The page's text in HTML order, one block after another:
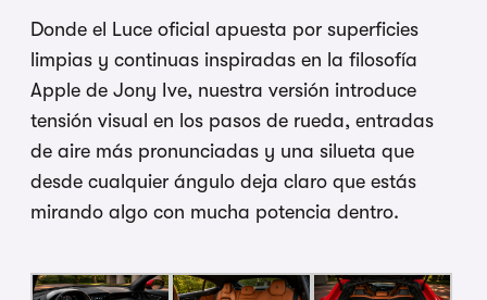
Donde el Luce oficial apuesta por superficies
limpias y continuas inspiradas en la filosofía
Apple de Jony Ive, nuestra versión introduce
tensión visual en los pasos de rueda, entradas
de aire más pronunciadas y una silueta que
desde cualquier ángulo deja claro que estás
mirando algo con mucha potencia dentro.